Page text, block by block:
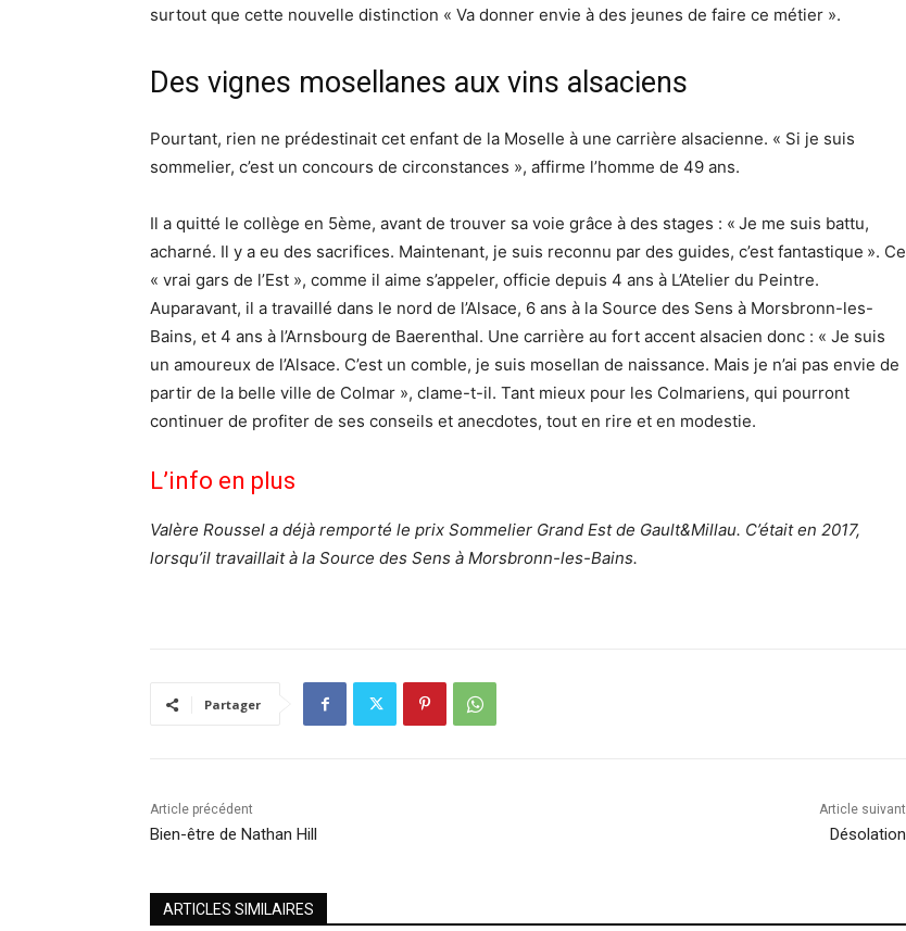
surtout que cette nouvelle distinction « Va donner envie à des jeunes de faire ce métier ».
Des vignes mosellanes aux vins alsaciens
Pourtant, rien ne prédestinait cet enfant de la Moselle à une carrière alsacienne. « Si je suis
sommelier, c’est un concours de circonstances », affirme l’homme de 49 ans.
Il a quitté le collège en 5ème, avant de trouver sa voie grâce à des stages : « Je me suis battu,
acharné. Il y a eu des sacrifices. Maintenant, je suis reconnu par des guides, c’est fantastique ». Ce
« vrai gars de l’Est », comme il aime s’appeler, officie depuis 4 ans à L’Atelier du Peintre.
Auparavant, il a travaillé dans le nord de l’Alsace, 6 ans à la Source des Sens à Morsbronn-les-
Bains, et 4 ans à l’Arnsbourg de Baerenthal. Une carrière au fort accent alsacien donc : « Je suis
un amoureux de l’Alsace. C’est un comble, je suis mosellan de naissance. Mais je n’ai pas envie de
partir de la belle ville de Colmar », clame-t-il. Tant mieux pour les Colmariens, qui pourront
continuer de profiter de ses conseils et anecdotes, tout en rire et en modestie.
L’info en plus
Valère Roussel a déjà remporté le prix Sommelier Grand Est de Gault&Millau. C’était en 2017,
lorsqu’il travaillait à la Source des Sens à Morsbronn-les-Bains.
Partager
Article précédent
Bien-être de Nathan Hill
Article suivant
Désolation
ARTICLES SIMILAIRES